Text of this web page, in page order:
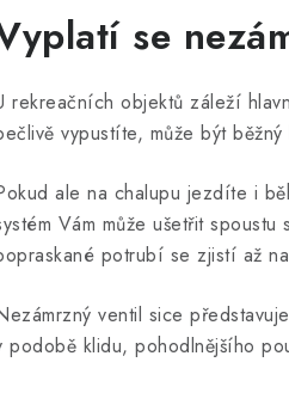
se
rekreačních objektů záleží
vypustíte, může být
ale na chalupu jezdíte i
Vám může ušetřit
potrubí se zjistí až
ventil sice
podobě klidu, pohodlnějšího